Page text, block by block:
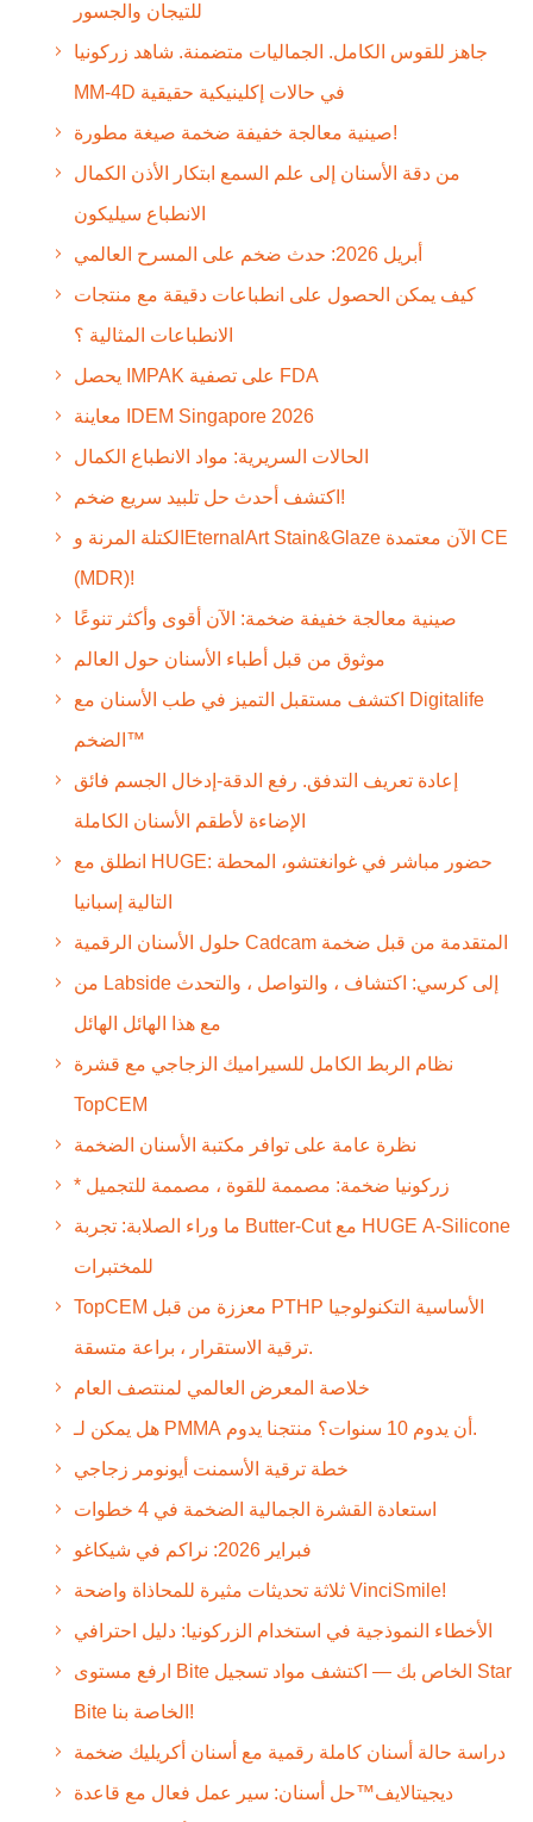
للتيجان والجسور
جاهز للقوس الكامل. الجماليات متضمنة. شاهد زركونيا
MM-4D في حالات إكلينيكية حقيقية
صينية معالجة خفيفة ضخمة صيغة مطورة!
من دقة الأسنان إلى علم السمع ابتكار الأذن الكمال
الانطباع سيليكون
أبريل 2026: حدث ضخم على المسرح العالمي
كيف يمكن الحصول على انطباعات دقيقة مع منتجات
الانطباعات المثالية ؟
يحصل IMPAK على تصفية FDA
معاينة IDEM Singapore 2026
الحالات السريرية: مواد الانطباع الكمال
اكتشف أحدث حل تلبيد سريع ضخم!
الكتلة المرنة وEternalArt Stain&Glaze الآن معتمدة CE
(MDR)!
صينية معالجة خفيفة ضخمة: الآن أقوى وأكثر تنوعًا
موثوق من قبل أطباء الأسنان حول العالم
اكتشف مستقبل التميز في طب الأسنان مع Digitalife
الضخم™
إعادة تعريف التدفق. رفع الدقة-إدخال الجسم فائق
الإضاءة لأطقم الأسنان الكاملة
انطلق مع HUGE: حضور مباشر في غوانغتشو، المحطة
التالية إسبانيا
حلول الأسنان الرقمية Cadcam المتقدمة من قبل ضخمة
من Labside إلى كرسي: اكتشاف ، والتواصل ، والتحدث
مع هذا الهائل الهائل
نظام الربط الكامل للسيراميك الزجاجي مع قشرة
TopCEM
نظرة عامة على توافر مكتبة الأسنان الضخمة
* زركونيا ضخمة: مصممة للقوة ، مصممة للتجميل
ما وراء الصلابة: تجربة Butter-Cut مع HUGE A-Silicone
للمختبرات
TopCEM معززة من قبل PTHP الأساسية التكنولوجيا
ترقية الاستقرار ، براعة متسقة.
خلاصة المعرض العالمي لمنتصف العام
هل يمكن لـ PMMA أن يدوم 10 سنوات؟ منتجنا يدوم.
خطة ترقية الأسمنت أيونومر زجاجي
استعادة القشرة الجمالية الضخمة في 4 خطوات
فبراير 2026: نراكم في شيكاغو
ثلاثة تحديثات مثيرة للمحاذاة واضحة VinciSmile!
الأخطاء النموذجية في استخدام الزركونيا: دليل احترافي
ارفع مستوى Bite الخاص بك — اكتشف مواد تسجيل Star
Bite الخاصة بنا!
دراسة حالة أسنان كاملة رقمية مع أسنان أكريليك ضخمة
ديجيتالايف™حل أسنان: سير عمل فعال مع قاعدة